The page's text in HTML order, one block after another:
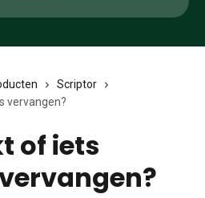
Scriptor
vervangen?
of iets